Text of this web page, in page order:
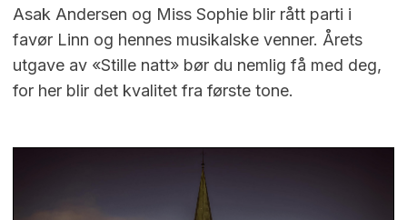
Asak Andersen og Miss Sophie blir rått parti i
favør Linn og hennes musikalske venner. Årets
utgave av «Stille natt» bør du nemlig få med deg,
for her blir det kvalitet fra første tone.